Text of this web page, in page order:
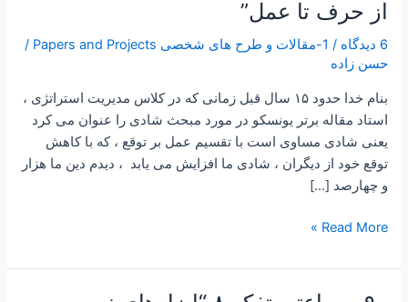
از حرف تا عمل”
6 دیدگاه / 1-مقالات و طرح های شخصی Papers and Projects
/
حسن زاده
بنام خدا حدود ۱۵ سال قبل زمانی که در کلاس مدیریت استراتژی ،
استاد مقاله برتر یونسکو در مورد مبحث شادی را عنوان می کرد
یعنی شادی مساوی است با تقسیم عمل بر توقع ، که با کاهش
توقع خود از دیگران ، شادی ما افزایش می یابد ، دیدم دین ما هزار
و چهارصد […]
ساعتی
تفکر
۲۲
“اقتصاد
مقاومتی
عمل”
Read More »